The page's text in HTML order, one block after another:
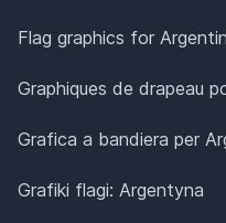
Flag graphics for
Graphiques de drapeau
Grafica a bandiera per
Grafiki flagi: Argentyna